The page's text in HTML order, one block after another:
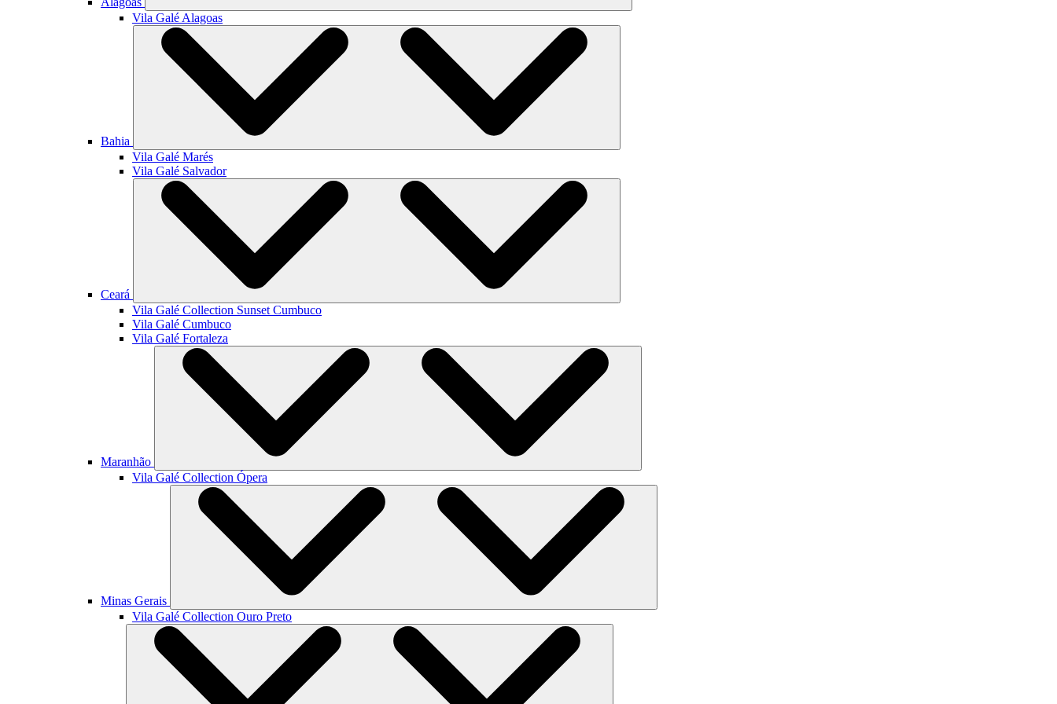
Vila Galé Alagoas
Bahia
Vila Galé Marés
Vila Galé Salvador
Ceará
Vila Galé Collection Sunset Cumbuco
Vila Galé Cumbuco
Vila Galé Fortaleza
Maranhão
Vila Galé Collection Ópera
Minas Gerais
Vila Galé Collection Ouro Preto